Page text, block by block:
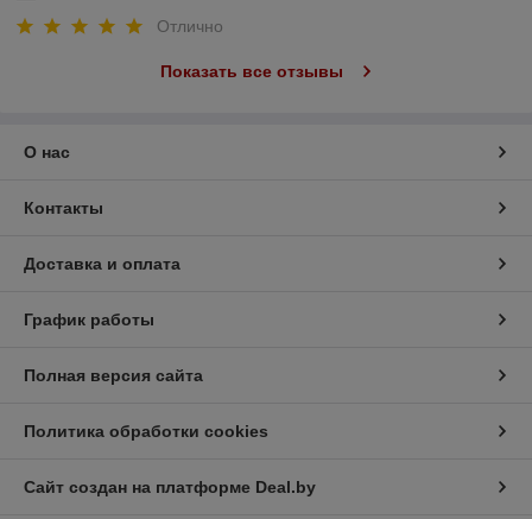
Отлично
Показать все отзывы
О нас
Контакты
Доставка и оплата
График работы
Полная версия сайта
Политика обработки cookies
Сайт создан на платформе Deal.by